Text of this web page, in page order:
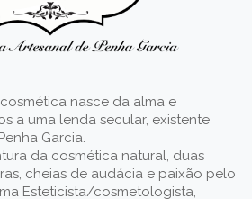
nasce da alma e
a uma lenda secular, existente
Garcia.
da cosmética natural, duas
cheias de audácia e paixão pelo
Esteticista/cosmetologista,